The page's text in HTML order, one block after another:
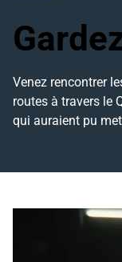
Venez rencontrer
routes à travers le
qui auraient pu